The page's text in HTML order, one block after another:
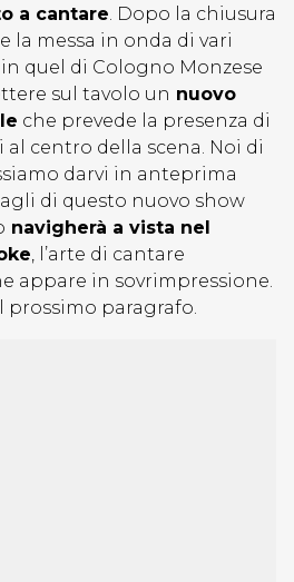
a cantare. Dopo la chiusura
la messa in onda di vari
quel di Cologno Monzese
sul tavolo un nuovo
che prevede la presenza di
centro della scena. Noi di
darvi in anteprima
di questo nuovo show
navigherà a vista nel
, l’arte di cantare
appare in sovrimpressione.
paragrafo.